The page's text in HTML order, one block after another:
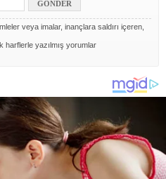
veya imalar, inançlara saldırı içeren,
harflerle yazılmış yorumlar